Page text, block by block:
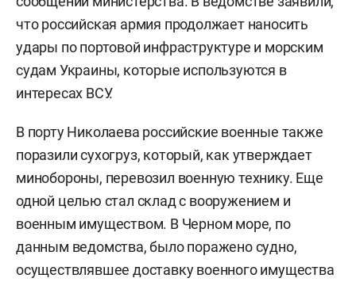
что российская армия продолжает наносить
удары по портовой инфраструктуре и морским
судам Украины, которые используются в
интересах ВСУ.
В порту Николаева российские военные также
поразили сухогруз, который, как утверждает
минобороны, перевозил военную технику. Еще
одной целью стал склад с вооружением и
военным имуществом. В Черном море, по
данным ведомства, было поражено судно,
осуществлявшее доставку военного имущества